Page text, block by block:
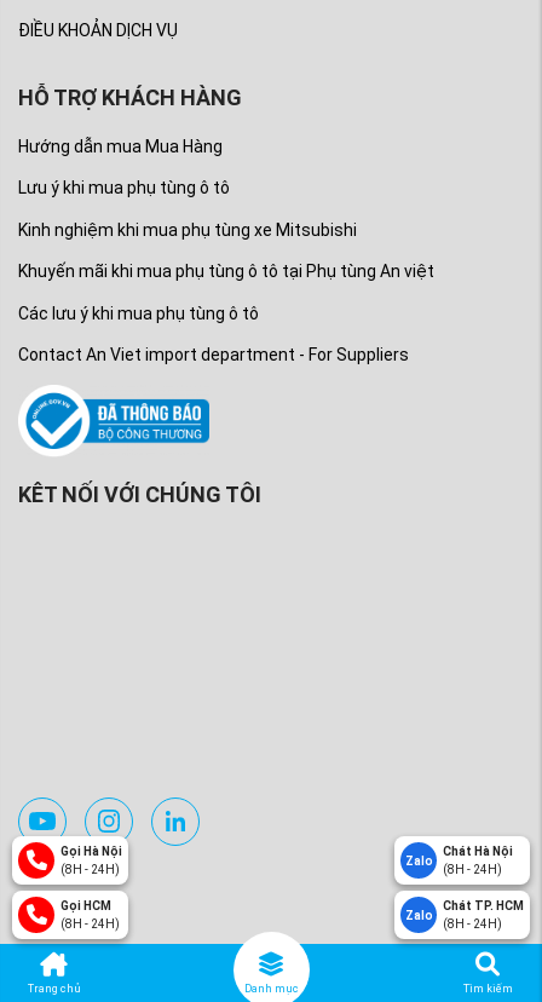
ĐIỀU KHOẢN DỊCH VỤ
HỖ TRỢ KHÁCH HÀNG
Hướng dẫn mua Mua Hàng
Lưu ý khi mua phụ tùng ô tô
Kinh nghiệm khi mua phụ tùng xe Mitsubishi
Khuyến mãi khi mua phụ tùng ô tô tại Phụ tùng An việt
Các lưu ý khi mua phụ tùng ô tô
Contact An Viet import department - For Suppliers
KÊT NỐI VỚI CHÚNG TÔI
Trang chủ Danh mục Tìm kiếm
Gọi Hà Nội
(8H - 24H)
Gọi HCM
(8H - 24H)
Zalo
Chát Hà Nội
(8H - 24H)
Zalo
Chát TP. HCM
(8H - 24H)